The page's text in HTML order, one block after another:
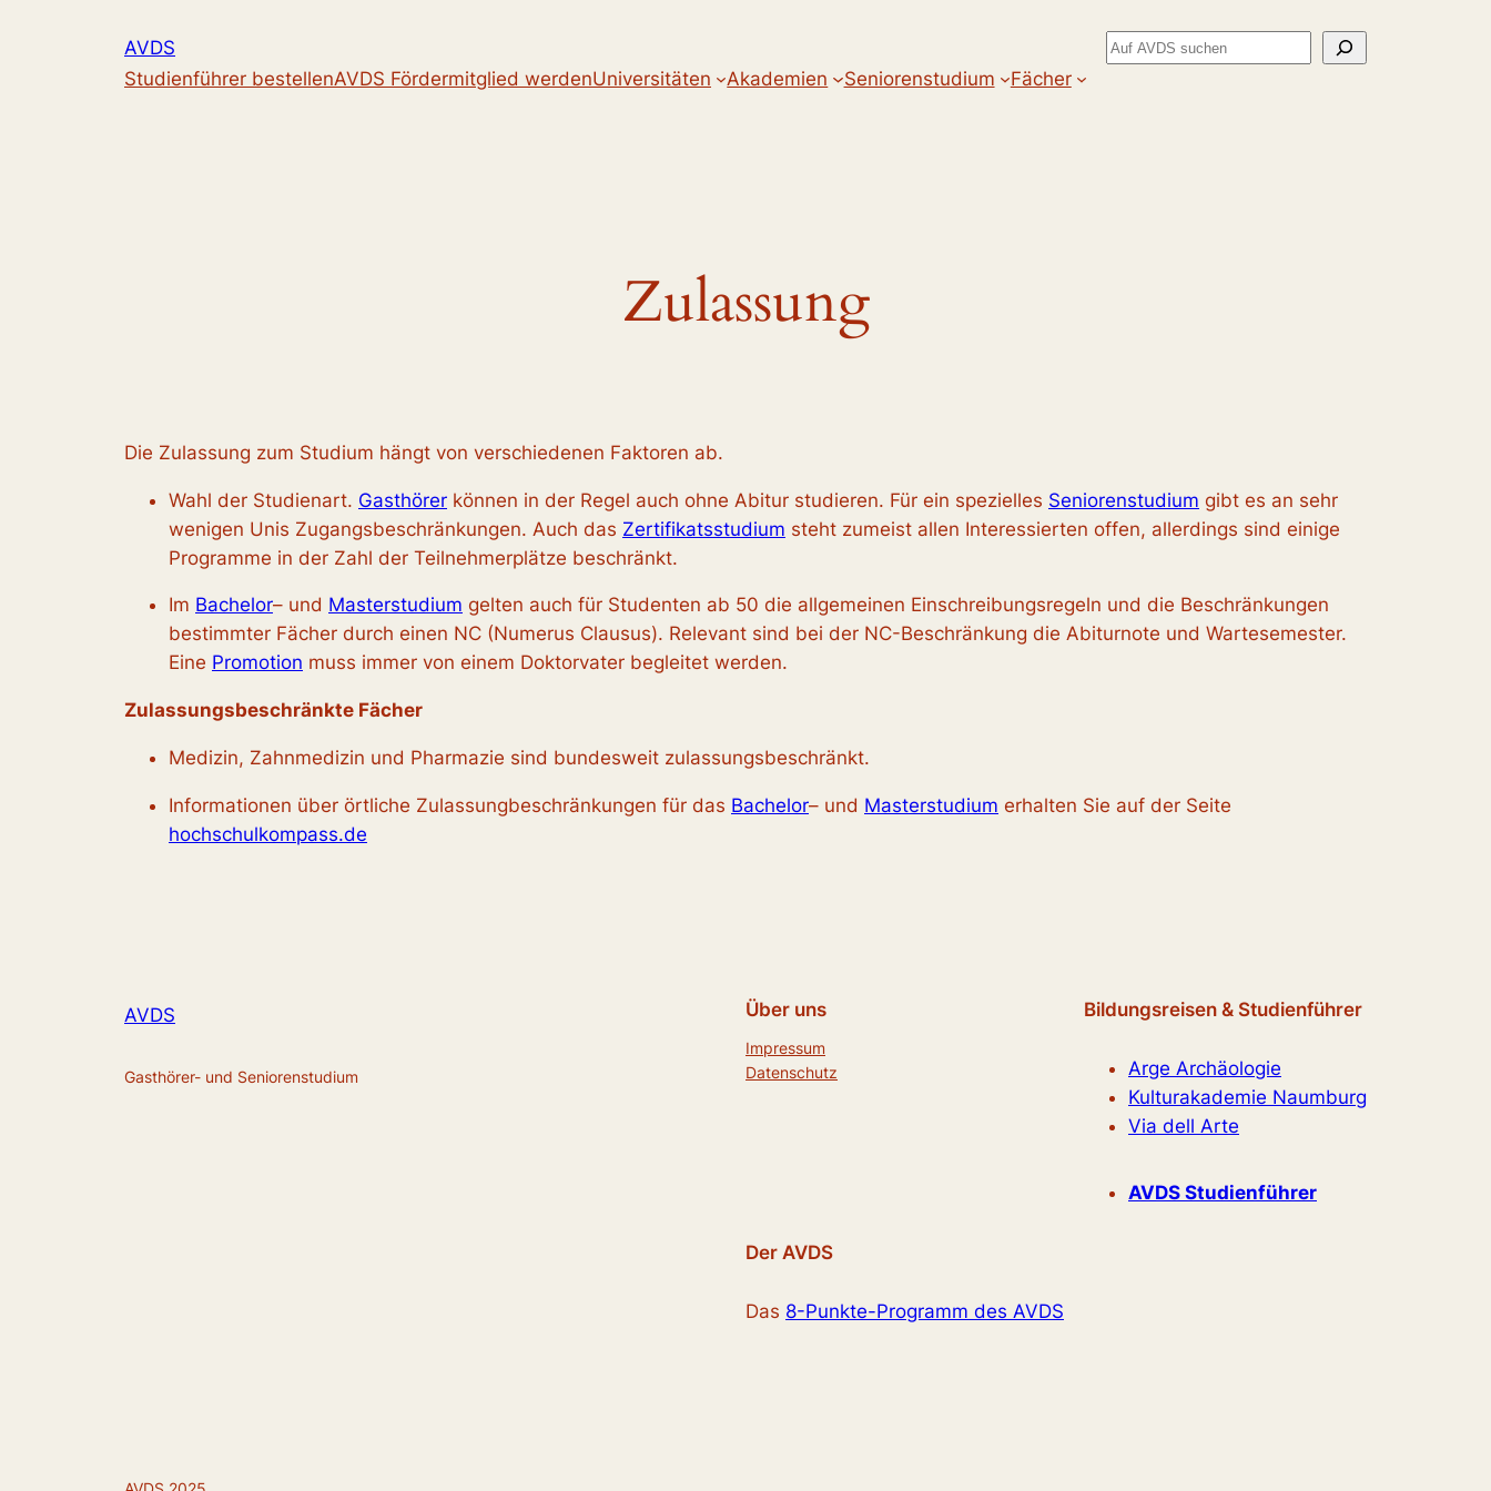
AVDS
Suchen
Studienführer bestellenAVDS Fördermitglied werdenUniversitäten Akademien Seniorenstudium Fächer
Zulassung
Die Zulassung zum Studium hängt von verschiedenen Faktoren ab.
Wahl der Studienart. Gasthörer können in der Regel auch ohne Abitur studieren. Für ein spezielles Seniorenstudium gibt es an sehr
wenigen Unis Zugangsbeschränkungen. Auch das Zertifikatsstudium steht zumeist allen Interessierten offen, allerdings sind einige
Programme in der Zahl der Teilnehmerplätze beschränkt.
Im Bachelor– und Masterstudium gelten auch für Studenten ab 50 die allgemeinen Einschreibungsregeln und die Beschränkungen
bestimmter Fächer durch einen NC (Numerus Clausus). Relevant sind bei der NC-Beschränkung die Abiturnote und Wartesemester.
Eine Promotion muss immer von einem Doktorvater begleitet werden.
Zulassungsbeschränkte Fächer
Medizin, Zahnmedizin und Pharmazie sind bundesweit zulassungsbeschränkt.
Informationen über örtliche Zulassungbeschränkungen für das Bachelor– und Masterstudium erhalten Sie auf der Seite
hochschulkompass.de
AVDS
Gasthörer- und Seniorenstudium
Über uns
Impressum
Datenschutz
Bildungsreisen & Studienführer
Arge Archäologie
Kulturakademie Naumburg
Via dell Arte
AVDS Studienführer
Der AVDS
Das 8-Punkte-Programm des AVDS